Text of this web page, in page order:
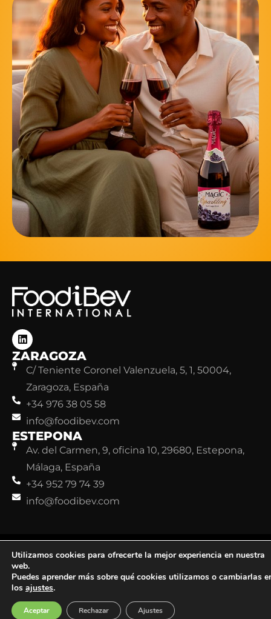
ZARAGOZA
C/ Teniente Coronel Valenzuela, 5, 1, 50004,
Zaragoza, España
+34 976 38 05 58
info@foodibev.com
ESTEPONA
Av. del Carmen, 9, oficina 10, 29680, Estepona,
Málaga, España
+34 952 79 74 39
info@foodibev.com
Política de PrivacidadPolítica de Cookies
Utilizamos cookies para ofrecerte la mejor experiencia en nuestra
web.
Puedes aprender más sobre qué cookies utilizamos o cambiarlas
los ajustes.
Aceptar Rechazar Ajustes